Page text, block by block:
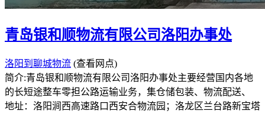
青岛银和顺物流有限公司洛阳办事处
洛阳到聊城物流 (查看网点)
简介:青岛银和顺物流有限公司洛阳办事处主要经营国内各地
的长短途整车零担公路运输业务，集仓储包装、物流配送、
地址：洛阳涧西高速路口西安合物流园；洛龙区兰台路新宝塔